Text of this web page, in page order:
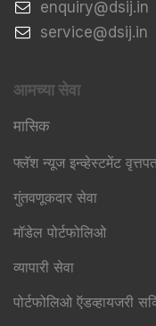
​enquiry@dsij.in
​service@dsij.in
आमच्या सेवा
मासिक
फ्लॅश न्यूज इन्व्हेस्टमेंट
गुंतवणूकदार सेवा
मॉडेल पोर्टफोलिओ
व्यापारी सेवा
पोर्टफोलिओ ऍडव्हायजरी